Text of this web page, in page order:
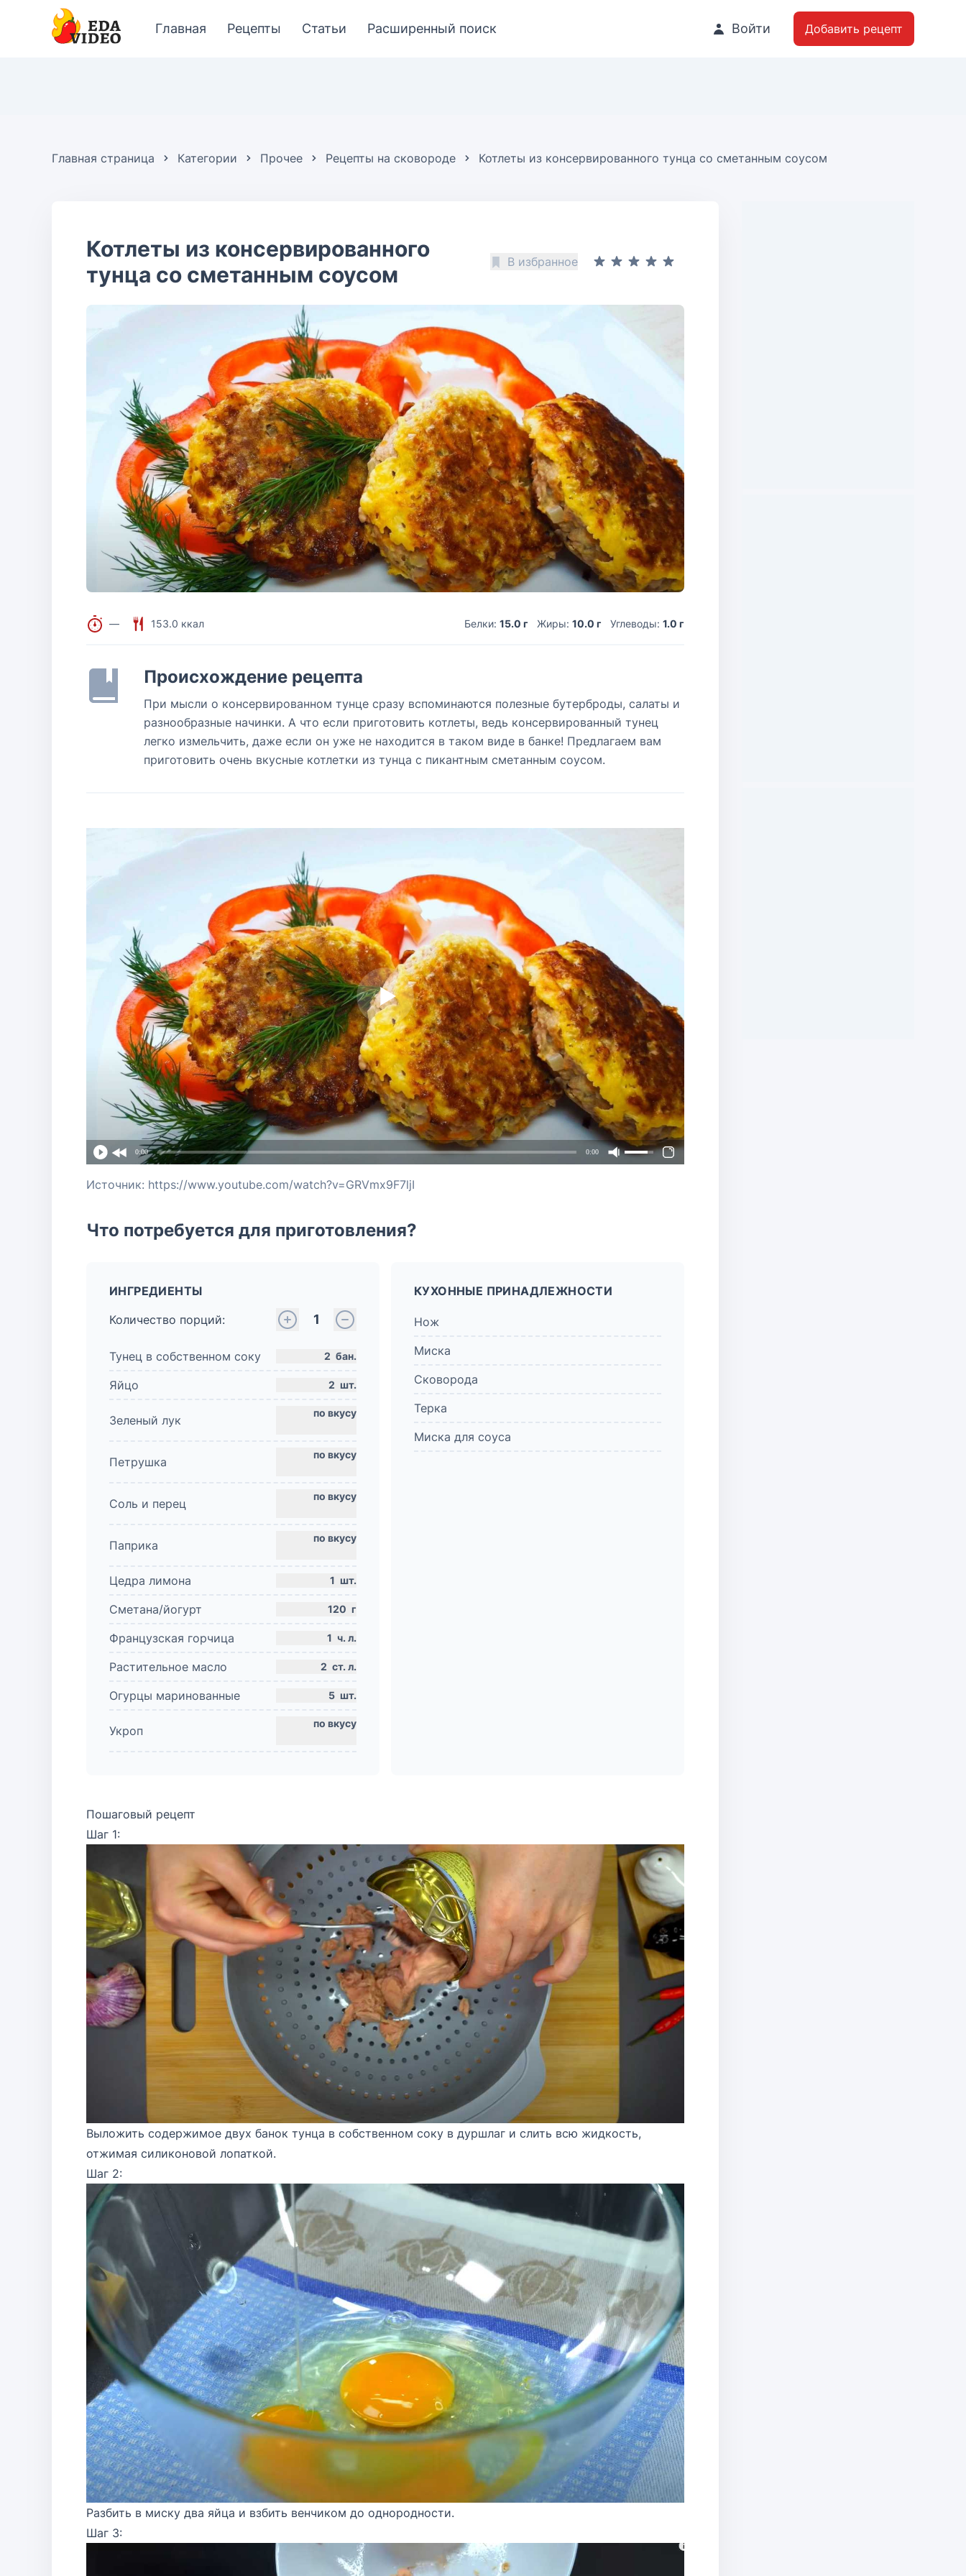
Главная Рецепты Статьи Расширенный поиск Войти Добавить рецепт
Главная страница Категории Прочее Рецепты на сковороде Котлеты из консервированного тунца со сметанным соусом
Котлеты из консервированного
тунца со сметанным соусом
В избранное
— 153.0 ккал Белки: 15.0 г Жиры: 10.0 г Углеводы: 1.0 г
Происхождение рецепта
При мысли о консервированном тунце сразу вспоминаются полезные бутерброды, салаты и
разнообразные начинки. А что если приготовить котлеты, ведь консервированный тунец
легко измельчить, даже если он уже не находится в таком виде в банке! Предлагаем вам
приготовить очень вкусные котлетки из тунца с пикантным сметанным соусом.
0:00 0:00
Источник: https://www.youtube.com/watch?v=GRVmx9F7ljI
Что потребуется для приготовления?
ИНГРЕДИЕНТЫ
Количество порций:
1
Тунец в собственном соку 2 бан.
Яйцо 2 шт.
Зеленый лук
Петрушка
Соль и перец
Паприка
Цедра лимона 1 шт.
Сметана/йогурт 120 г
Французская горчица 1 ч. л.
Растительное масло 2 ст. л.
Огурцы маринованные 5 шт.
Укроп
КУХОННЫЕ ПРИНАДЛЕЖНОСТИ
Нож
Миска
Сковорода
Терка
Миска для соуса
Пошаговый рецепт
Шаг 1:
Выложить содержимое двух банок тунца в собственном соку в дуршлаг и слить всю жидкость,
отжимая силиконовой лопаткой.
Шаг 2:
Разбить в миску два яйца и взбить венчиком до однородности.
Шаг 3: